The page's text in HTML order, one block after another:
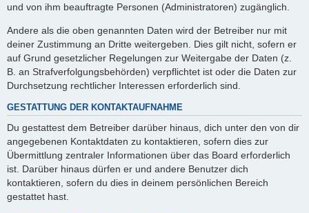
und von ihm beauftragte Personen (Administratoren) zugänglich.
Andere als die oben genannten Daten wird der Betreiber nur mit
deiner Zustimmung an Dritte weitergeben. Dies gilt nicht, sofern er
auf Grund gesetzlicher Regelungen zur Weitergabe der Daten (z.
B. an Strafverfolgungsbehörden) verpflichtet ist oder die Daten zur
Durchsetzung rechtlicher Interessen erforderlich sind.
GESTATTUNG DER KONTAKTAUFNAHME
Du gestattest dem Betreiber darüber hinaus, dich unter den von dir
angegebenen Kontaktdaten zu kontaktieren, sofern dies zur
Übermittlung zentraler Informationen über das Board erforderlich
ist. Darüber hinaus dürfen er und andere Benutzer dich
kontaktieren, sofern du dies in deinem persönlichen Bereich
gestattet hast.